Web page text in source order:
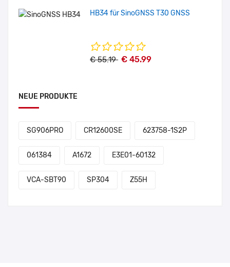
HB34 für SinoGNSS T30 GNSS
€ 55.19 € 45.99
NEUE PRODUKTE
SG906PRO CR12600SE 623758-1S2P
061384 A1672 E3E01-60132
VCA-SBT90 SP304 Z55H